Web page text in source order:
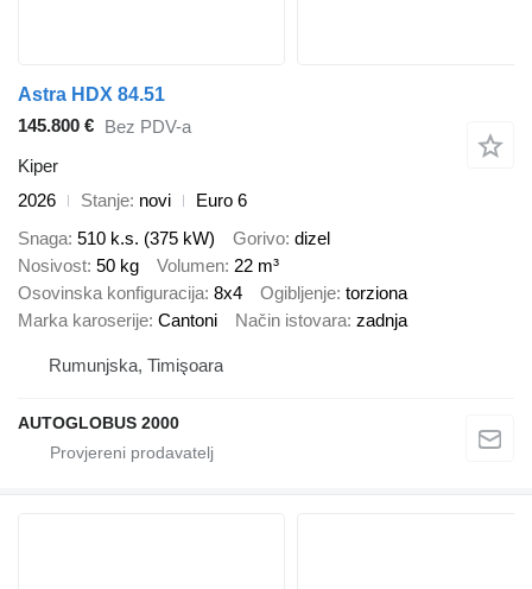
Astra HDX 84.51
145.800 € Bez PDV-a
Kiper
2026
Stanje novi
Euro 6
Snaga 510 k.s. (375 kW) Gorivo dizel
Nosivost 50 kg Volumen 22 m³
Osovinska konfiguracija 8x4 Ogibljenje torziona
Marka karoserije Cantoni Način istovara zadnja
Rumunjska, Timişoara
AUTOGLOBUS 2000